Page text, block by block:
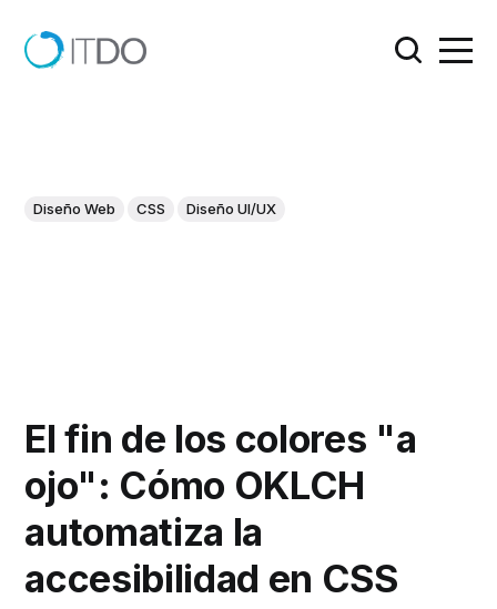
Diseño Web CSS Diseño UI/UX
El fin de los colores "a
ojo": Cómo OKLCH
automatiza la
accesibilidad en CSS